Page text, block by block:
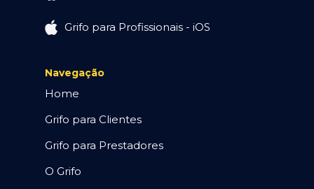
Grifo para Profissionais - iOS
Navegação
Home
Grifo para Clientes
Grifo para Prestadores
O Grifo